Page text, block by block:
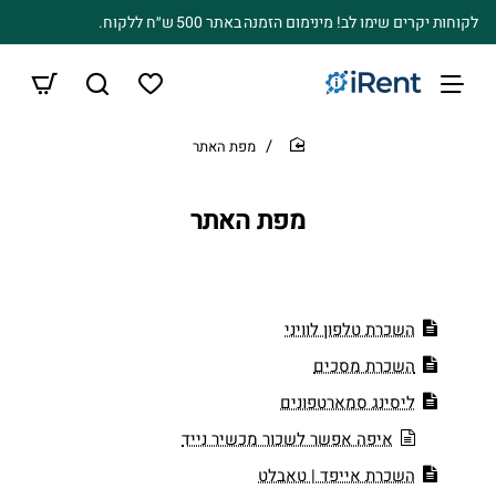
לקוחות יקרים שימו לב! מינימום הזמנה באתר 500 ש״ח ללקוח.
מפת האתר
home
מפת האתר
השכרת טלפון לוויני
השכרת מסכים
ליסינג סמארטפונים
איפה אפשר לשכור מכשיר נייד
השכרת אייפד | טאבלט